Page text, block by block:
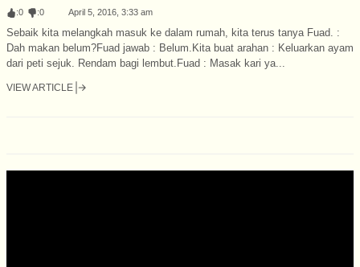
:0 :0 April 5, 2016, 3:33 am
Sebaik kita melangkah masuk ke dalam rumah, kita terus tanya Fuad. :
Dah makan belum?Fuad jawab : Belum.Kita buat arahan : Keluarkan ayam
dari peti sejuk. Rendam bagi lembut.Fuad : Masak kari ya...
VIEW ARTICLE